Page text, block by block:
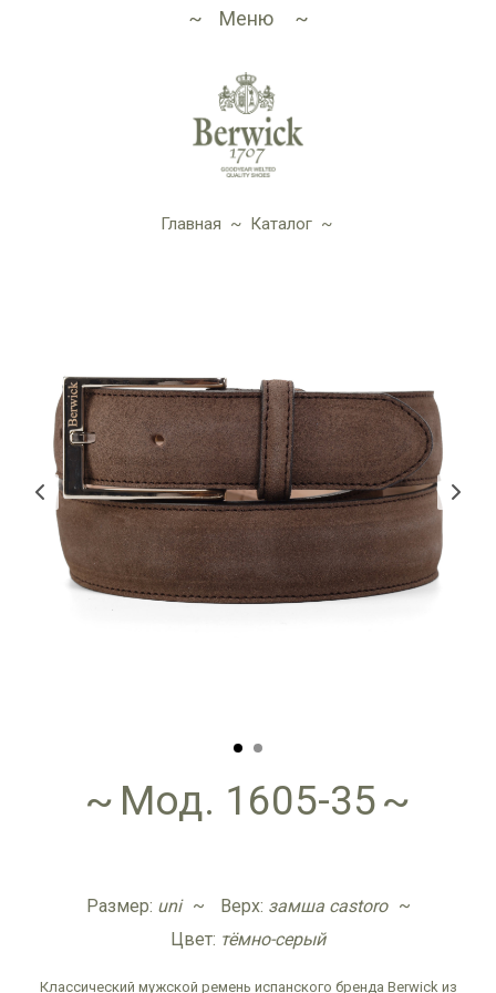
Меню
Главная ~ Каталог ~
Мод. 1605-35
Размер: uni Верх: замша castoro
Цвет: тёмно-серый
Классический мужской ремень испанского бренда Berwick из